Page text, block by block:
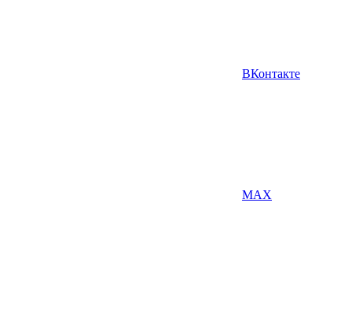
ВКонтакте
MAX